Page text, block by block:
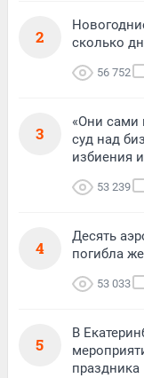
2
сколько
56 752
3
«Они сами
суд над
избиения
53 239
4
Десять
погибла
53 033
5
В
праздника